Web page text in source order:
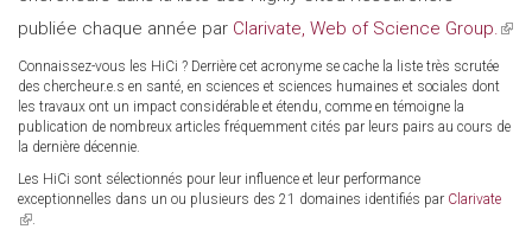
publiée chaque année par Clarivate, Web of Science Group.(link
Connaissez-vous les HiCi ? Derrière cet acronyme se cache la liste très scrutée
des chercheur.e.s en santé, en sciences et sciences humaines et sociales dont
les travaux ont un impact considérable et étendu, comme en témoigne la
publication de nombreux articles fréquemment cités par leurs pairs au cours de
la dernière décennie.
Les HiCi sont sélectionnés pour leur influence et leur performance
exceptionnelles dans un ou plusieurs des 21 domaines identifiés par Clarivate
(link
.